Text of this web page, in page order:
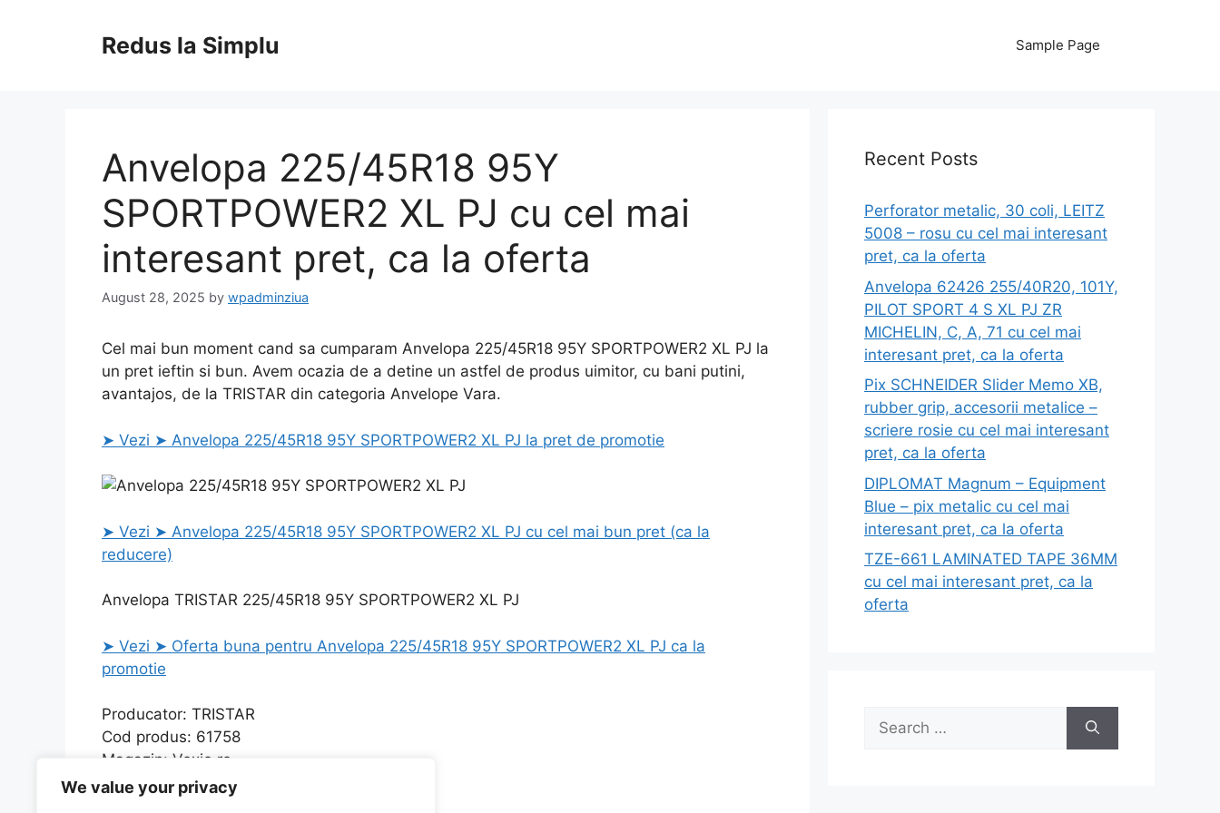
We value your privacy
Redus la Simplu Sample Page
Anvelopa 225/45R18 95Y
SPORTPOWER2 XL PJ cu cel mai
interesant pret, ca la oferta
August 28, 2025 by wpadminziua
Cel mai bun moment cand sa cumparam Anvelopa 225/45R18 95Y SPORTPOWER2 XL PJ la
un pret ieftin si bun. Avem ocazia de a detine un astfel de produs uimitor, cu bani putini,
avantajos, de la TRISTAR din categoria Anvelope Vara.
➤ Vezi ➤ Anvelopa 225/45R18 95Y SPORTPOWER2 XL PJ la pret de promotie
➤ Vezi ➤ Anvelopa 225/45R18 95Y SPORTPOWER2 XL PJ cu cel mai bun pret (ca la
reducere)
Anvelopa TRISTAR 225/45R18 95Y SPORTPOWER2 XL PJ
➤ Vezi ➤ Oferta buna pentru Anvelopa 225/45R18 95Y SPORTPOWER2 XL PJ ca la
promotie
Producator: TRISTAR
Cod produs: 61758
Magazin: Vexio.ro
Recent Posts
Perforator metalic, 30 coli, LEITZ
5008 – rosu cu cel mai interesant
pret, ca la oferta
Anvelopa 62426 255/40R20, 101Y,
PILOT SPORT 4 S XL PJ ZR
MICHELIN, C, A, 71 cu cel mai
interesant pret, ca la oferta
Pix SCHNEIDER Slider Memo XB,
rubber grip, accesorii metalice –
scriere rosie cu cel mai interesant
pret, ca la oferta
DIPLOMAT Magnum – Equipment
Blue – pix metalic cu cel mai
interesant pret, ca la oferta
TZE-661 LAMINATED TAPE 36MM
cu cel mai interesant pret, ca la
oferta
Search
for: